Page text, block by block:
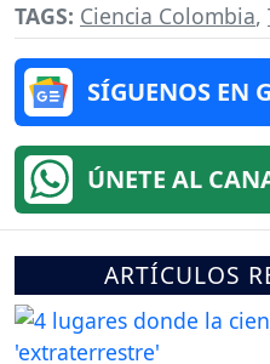
TAGS: Ciencia Colombia,
SÍGUENOS EN
ÚNETE AL
ARTÍCULOS